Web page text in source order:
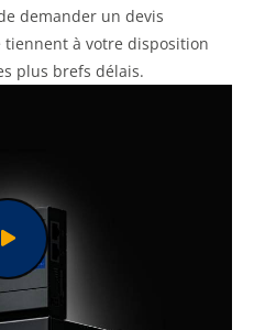
demander un devis
tiennent à votre disposition
plus brefs délais.